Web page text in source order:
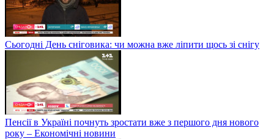
Сьогодні День сніговика: чи можна вже ліпити щось зі снігу
Пенсії в Україні почнуть зростати вже з першого дня нового
року – Економічні новини